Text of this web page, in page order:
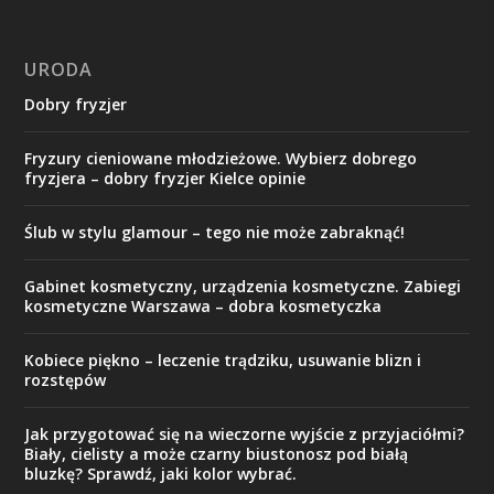
URODA
Dobry fryzjer
Fryzury cieniowane młodzieżowe. Wybierz dobrego
fryzjera – dobry fryzjer Kielce opinie
Ślub w stylu glamour – tego nie może zabraknąć!
Gabinet kosmetyczny, urządzenia kosmetyczne. Zabiegi
kosmetyczne Warszawa – dobra kosmetyczka
Kobiece piękno – leczenie trądziku, usuwanie blizn i
rozstępów
Jak przygotować się na wieczorne wyjście z przyjaciółmi?
Biały, cielisty a może czarny biustonosz pod białą
bluzkę? Sprawdź, jaki kolor wybrać.